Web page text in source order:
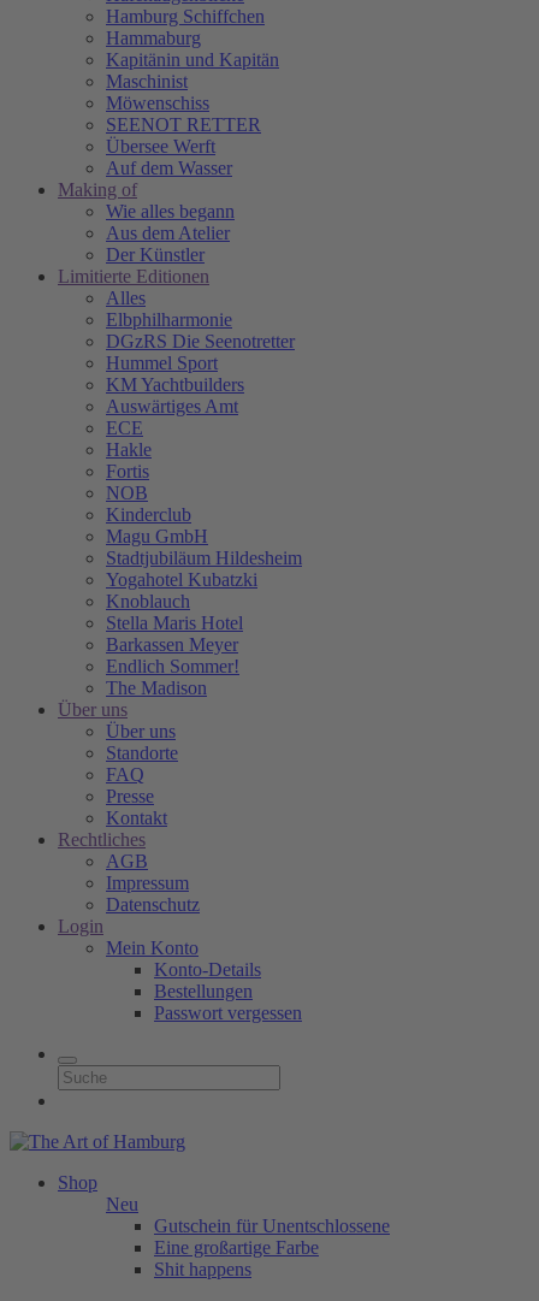
Hamburg Schiffchen
Hammaburg
Kapitänin und Kapitän
Maschinist
Möwenschiss
SEENOT RETTER
Übersee Werft
Auf dem Wasser
Making of
Wie alles begann
Aus dem Atelier
Der Künstler
Limitierte Editionen
Alles
Elbphilharmonie
DGzRS Die Seenotretter
Hummel Sport
KM Yachtbuilders
Auswärtiges Amt
ECE
Hakle
Fortis
NOB
Kinderclub
Magu GmbH
Stadtjubiläum Hildesheim
Yogahotel Kubatzki
Knoblauch
Stella Maris Hotel
Barkassen Meyer
Endlich Sommer!
The Madison
Über uns
Über uns
Standorte
FAQ
Presse
Kontakt
Rechtliches
AGB
Impressum
Datenschutz
Login
Mein Konto
Konto-Details
Bestellungen
Passwort vergessen
Shop
Neu
Gutschein für Unentschlossene
Eine großartige Farbe
Shit happens